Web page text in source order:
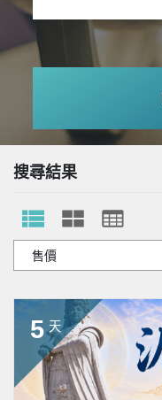
搜尋結果
5 天